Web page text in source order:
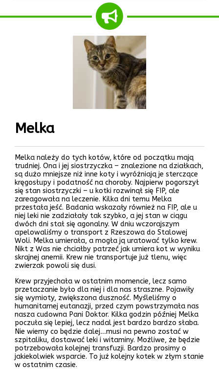
Melka
Melka należy do tych kotów, które od początku mają
trudniej. Ona i jej siostrzyczka – znalezione na działkach,
są dużo mniejsze niż inne koty i wyróżniają je sterczące
kręgosłupy i podatność na choroby. Najpierw pogorszył
się stan siostrzyczki – u kotki rozwinął się FIP, ale
zareagowała na leczenie. Kilka dni temu Melka
przestała jeść. Badania wskazały również na FIP, ale u
niej leki nie zadziałały tak szybko, a jej stan w ciągu
dwóch dni stał się agonalny. W dniu wczorajszym
apelowaliśmy o transport z Rzeszowa do Stalowej
Woli. Melka umierała, a mogła ją uratować tylko krew.
Nikt z Was nie chciałby patrzeć jak umiera kot w wyniku
skrajnej anemii. Krew nie transportuje już tlenu, więc
zwierzak powoli się dusi.
Krew przyjechała w ostatnim momencie, lecz samo
przetaczanie było dla niej i dla nas straszne. Pojawiły
się wymioty, zwiększona duszność. Myśleliśmy o
humanitarnej eutanazji, przed czym powstrzymała nas
nasza cudowna Pani Doktor. Kilka godzin później Melka
poczuła się lepiej, lecz nadal jest bardzo bardzo słaba.
Nie wiemy co będzie dalej…musi na pewno zostać w
szpitaliku, dostawać leki i witaminy. Możliwe, że będzie
potrzebowała kolejnej transfuzji. Bardzo prosimy o
jakiekolwiek wsparcie. To już kolejny kotek w złym stanie
w ostatnim czasie.